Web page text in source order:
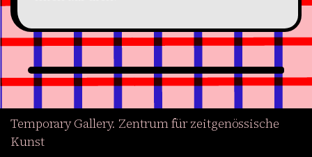
Temporary Gallery. Zentrum für zeitgenössische
Kunst